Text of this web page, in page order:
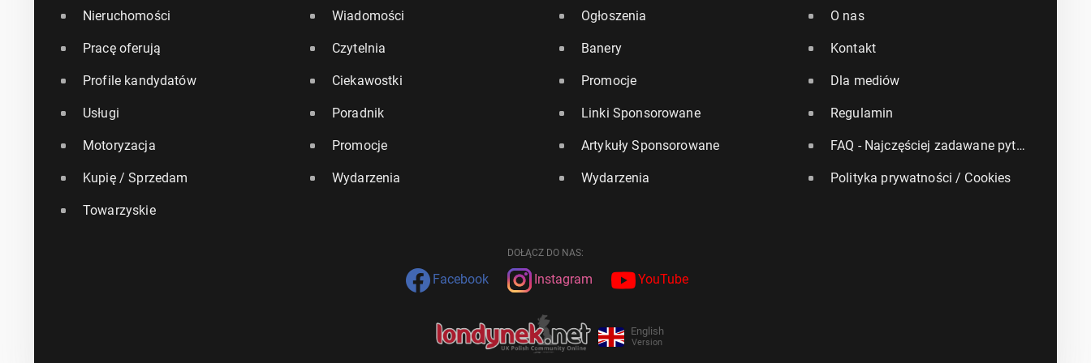
Nieruchomości
Pracę oferują
Profile kandydatów
Usługi
Motoryzacja
Kupię / Sprzedam
Towarzyskie
Wiadomości
Czytelnia
Ciekawostki
Poradnik
Promocje
Wydarzenia
Ogłoszenia
Banery
Promocje
Linki Sponsorowane
Artykuły Sponsorowane
Wydarzenia
O nas
Kontakt
Dla mediów
Regulamin
FAQ - Najczęściej zadawane pytania
Polityka prywatności / Cookies
DOŁĄCZ DO NAS:
Facebook Instagram YouTube
English
Version